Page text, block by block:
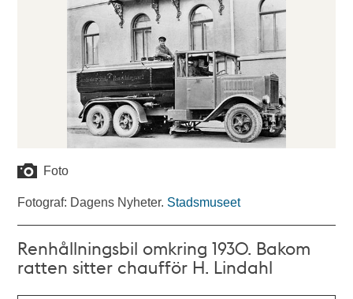
Foto
Fotograf: Dagens Nyheter. Stadsmuseet
Renhållningsbil omkring 1930. Bakom
ratten sitter chaufför H. Lindahl